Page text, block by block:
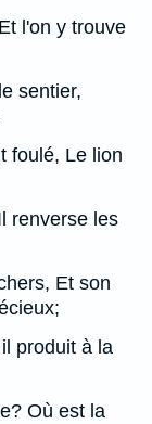
l'on y trouve
sentier,
foulé, Le lion
renverse les
Et son
produit à la
Où est la